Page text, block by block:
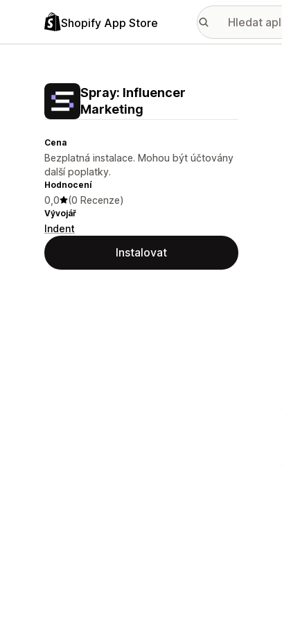
Shopify App Store
Spray: Influencer
Marketing
Cena
Bezplatná instalace. Mohou být účtovány
další poplatky.
Hodnocení
0,0 (0 Recenze)
Vývojář
Indent
Instalovat